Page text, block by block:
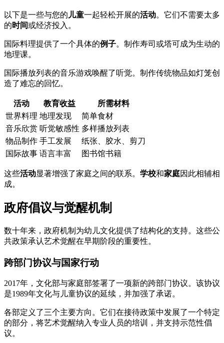
以下是一些与您的 儿童一起轻松开展的活动。它们不需要太多
的 时间或经济投入。
国际料理提供了一个具体的例子。制作寿司或塔可成为生动的
地理课。
国际播放列表的音乐游戏唤醒了听觉。制作传统物品如灯笼创
造了难忘的回忆。
活动 教育收益
所需材料
世界料理 地理发现
简单食材
音乐欣赏 听觉敏感性 多样播放列表
物品制作 手工发展
纸张、胶水、剪刀
国际故事 语言丰富 图书馆书籍
这些活动显著增强了家庭之间的联系。 学校和家庭因此相辅相
成。
政府倡议与觉醒机制
数十年来，政府机制为幼儿文化提供了结构化的支持。这些公
共政策承认艺术觉醒在早期阶段的重要性。
跨部门协议与国家行动
2017年，文化部与家庭部签署了一项新的跨部门协议。该协议
是1989年文化与儿童协议的延续，并加强了承诺。
各部定义了三个主要方向。它们在接待政策中发展了一个特定
的部分，将艺术觉醒纳入专业人员的培训，并支持示范性倡
议。